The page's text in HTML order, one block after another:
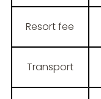
Resort fee
Transport